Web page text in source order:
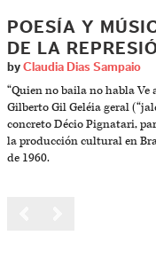
POESÍA Y
DE LA
by Claudia Dias Sampaio
“Quien no baila no habla Ve
Gilberto Gil Geléia geral
concreto Décio Pignatari,
la producción cultural en
de 1960.